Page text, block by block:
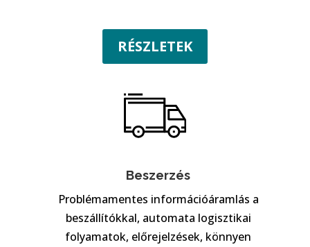
RÉSZLETEK
Beszerzés
Problémamentes információáramlás a
beszállítókkal, automata logisztikai
folyamatok, előrejelzések, könnyen